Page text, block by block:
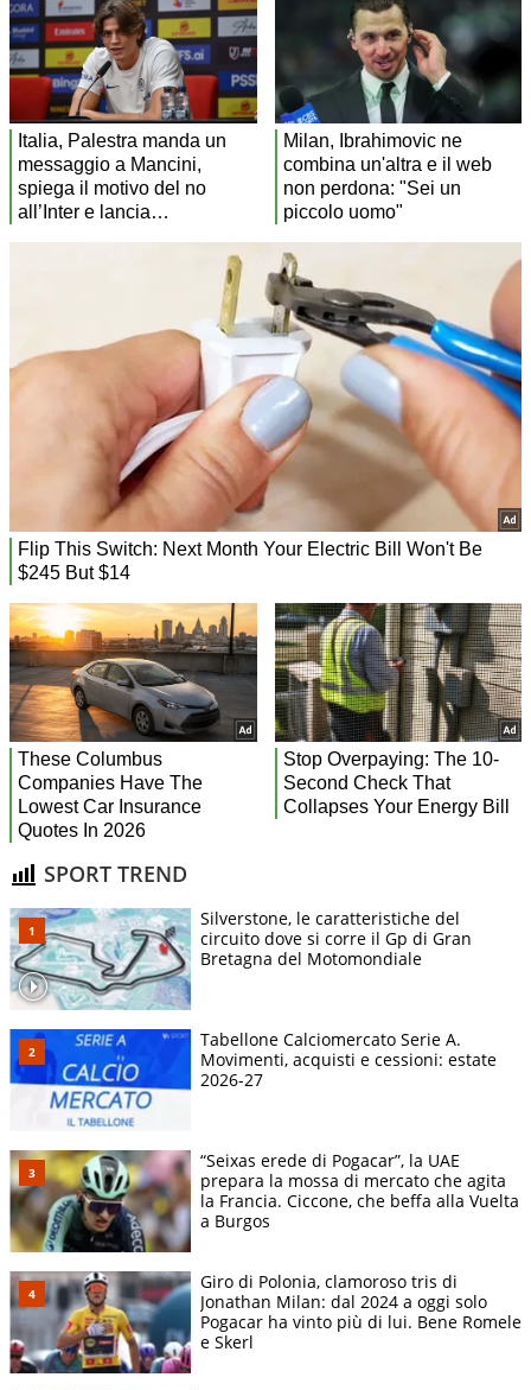
SPORT TREND
Silverstone, le caratteristiche del
circuito dove si corre il Gp di Gran
Bretagna del Motomondiale
Tabellone Calciomercato Serie A.
Movimenti, acquisti e cessioni: estate
2026-27
“Seixas erede di Pogacar”, la UAE
prepara la mossa di mercato che agita
la Francia. Ciccone, che beffa alla Vuelta
a Burgos
Giro di Polonia, clamoroso tris di
Jonathan Milan: dal 2024 a oggi solo
Pogacar ha vinto più di lui. Bene Romele
e Skerl